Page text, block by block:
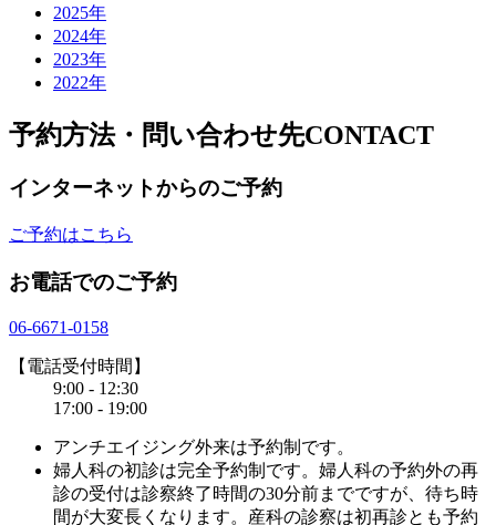
2025年
2024年
2023年
2022年
予約方法・問い合わせ先CONTACT
インターネットからのご予約
ご予約はこちら
お電話でのご予約
06-6671-0158
【電話受付時間】
9:00 - 12:30
17:00 - 19:00
アンチエイジング外来は予約制です。
婦人科の初診は完全予約制です。婦人科の予約外の再
診の受付は診察終了時間の30分前までですが、待ち時
間が大変長くなります。産科の診察は初再診とも予約